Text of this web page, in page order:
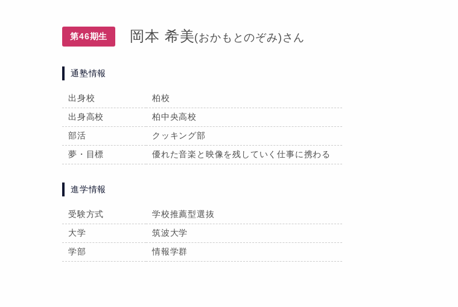
第46期生 岡本 希美(おかもとのぞみ)さん
通塾情報
出身校 柏校
出身高校 柏中央高校
部活 クッキング部
夢・目標 優れた音楽と映像を残していく仕事に携わる
進学情報
受験方式 学校推薦型選抜
大学 筑波大学
学部 情報学群